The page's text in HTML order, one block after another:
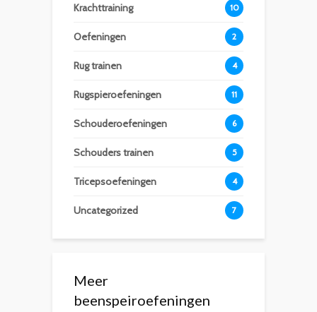
Krachttraining 10
Oefeningen 2
Rug trainen 4
Rugspieroefeningen 11
Schouderoefeningen 6
Schouders trainen 5
Tricepsoefeningen 4
Uncategorized 7
Meer
beenspeiroefeningen